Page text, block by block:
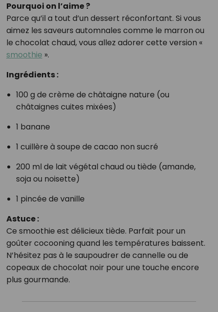
Pourquoi on l’aime ?
Parce qu’il a tout d’un dessert réconfortant. Si vous
aimez les saveurs automnales comme le marron ou
le chocolat chaud, vous allez adorer cette version «
smoothie ».
Ingrédients :
100 g de crème de châtaigne nature (ou
châtaignes cuites mixées)
1 banane
1 cuillère à soupe de cacao non sucré
200 ml de lait végétal chaud ou tiède (amande,
soja ou noisette)
1 pincée de vanille
Astuce :
Ce smoothie est délicieux tiède. Parfait pour un
goûter cocooning quand les températures baissent.
N’hésitez pas à le saupoudrer de cannelle ou de
copeaux de chocolat noir pour une touche encore
plus gourmande.